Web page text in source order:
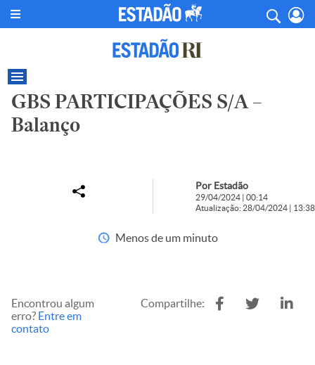
GBS PARTICIPAÇÕES S/A –
Balanço
Por Estadão
29/04/2024 | 00:14
Atualização: 28/04/2024 | 13:38
Menos de um minuto
Encontrou algum
erro? Entre em
contato
Compartilhe: